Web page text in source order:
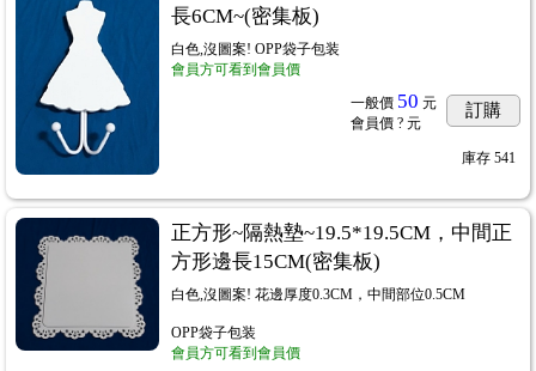
長6CM~(密集板)
白色,沒圖案! OPP袋子包装
會員方可看到會員價
一般價 50 元
會員價 ? 元
訂購
庫存 541
正方形~隔熱墊~19.5*19.5CM，中間正
方形邊長15CM(密集板)
白色,沒圖案! 花邊厚度0.3CM，中間部位0.5CM
OPP袋子包装
會員方可看到會員價